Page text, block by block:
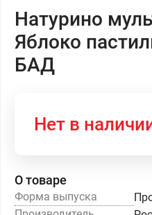
Натурино
Яблоко
БАД
Нет в
О товаре
Форма выпуска